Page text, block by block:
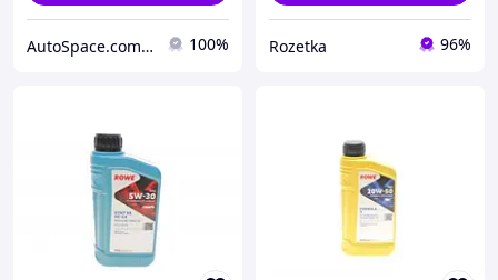
AutoSpace.com.ua 100% Rozetka 96%